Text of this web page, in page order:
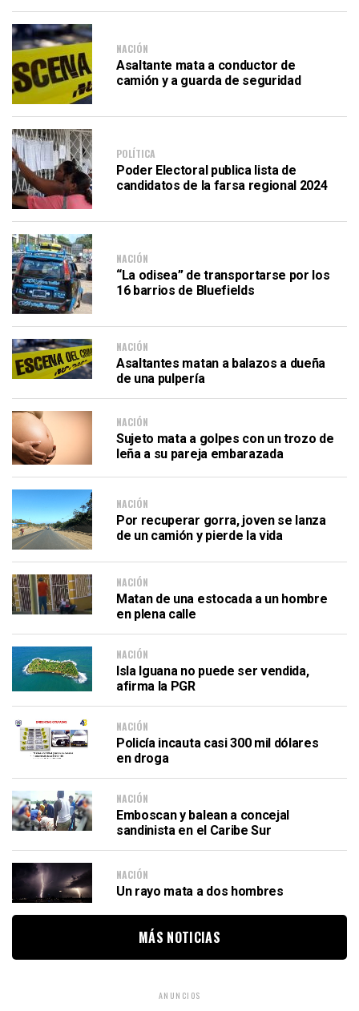
NACIÓN
Asaltante mata a conductor de
camión y a guarda de seguridad
POLÍTICA
Poder Electoral publica lista de
candidatos de la farsa regional 2024
NACIÓN
“La odisea” de transportarse por los
16 barrios de Bluefields
NACIÓN
Asaltantes matan a balazos a dueña
de una pulpería
NACIÓN
Sujeto mata a golpes con un trozo de
leña a su pareja embarazada
NACIÓN
Por recuperar gorra, joven se lanza
de un camión y pierde la vida
NACIÓN
Matan de una estocada a un hombre
en plena calle
NACIÓN
Isla Iguana no puede ser vendida,
afirma la PGR
NACIÓN
Policía incauta casi 300 mil dólares
en droga
NACIÓN
Emboscan y balean a concejal
sandinista en el Caribe Sur
NACIÓN
Un rayo mata a dos hombres
MÁS NOTICIAS
ANUNCIOS